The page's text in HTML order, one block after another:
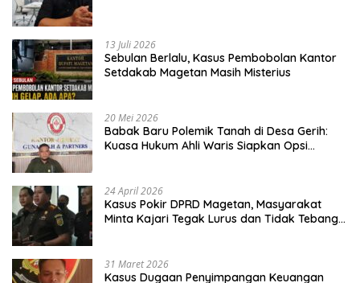
13 Juli 2026
Sebulan Berlalu, Kasus Pembobolan Kantor
Setdakab Magetan Masih Misterius
20 Mei 2026
Babak Baru Polemik Tanah di Desa Gerih:
Kuasa Hukum Ahli Waris Siapkan Opsi
24 April 2026
Kasus Pokir DPRD Magetan, Masyarakat
Minta Kajari Tegak Lurus dan Tidak Tebang
31 Maret 2026
Kasus Dugaan Penyimpangan Keuangan